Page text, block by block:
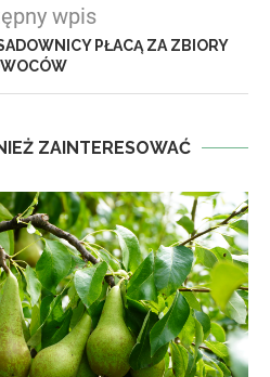
wpis
PŁACĄ ZA ZBIORY
ZAINTERESOWAĆ